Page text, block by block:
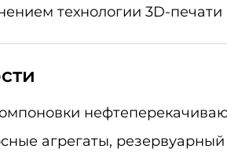
технологии 3D-
агрегаты,